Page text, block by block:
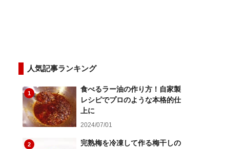
人気記事ランキング
1
食べるラー油の作り方！自家製
レシピでプロのような本格的仕
上に
2024/07/01
2
完熟梅を冷凍して作る梅干しの